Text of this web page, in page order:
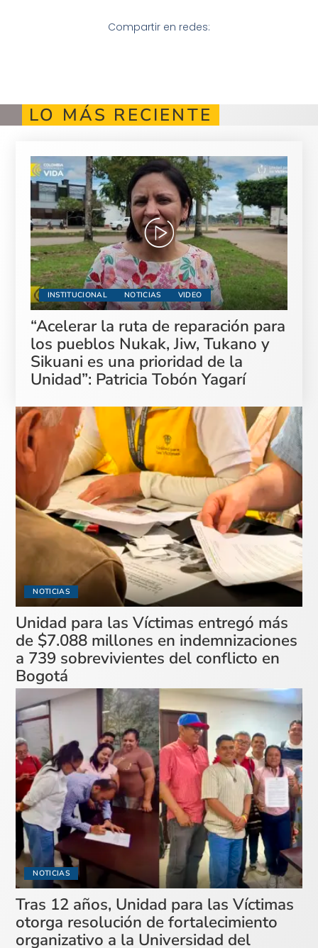
Compartir en redes:
LO MÁS RECIENTE
INSTITUCIONAL NOTICIAS VIDEO
“Acelerar la ruta de reparación para
los pueblos Nukak, Jiw, Tukano y
Sikuani es una prioridad de la
Unidad”: Patricia Tobón Yagarí
NOTICIAS
Unidad para las Víctimas entregó más
de $7.088 millones en indemnizaciones
a 739 sobrevivientes del conflicto en
Bogotá
NOTICIAS
Tras 12 años, Unidad para las Víctimas
otorga resolución de fortalecimiento
organizativo a la Universidad del